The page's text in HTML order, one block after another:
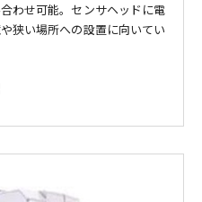
わせ可能。センサヘッドに電
狭い場所への設置に向いてい